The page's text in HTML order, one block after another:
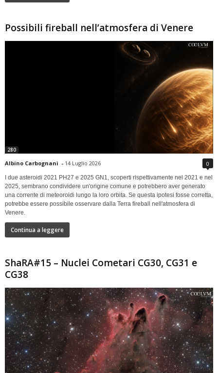
Possibili fireball nell’atmosfera di Venere
280
Albino Carbognani - 14 Luglio 2026 0
I due asteroidi 2021 PH27 e 2025 GN1, scoperti rispettivamente nel 2021 e nel
2025, sembrano condividere un'origine comune e potrebbero aver generato
una corrente di meteoroidi lungo la loro orbita. Se questa ipotesi fosse corretta,
potrebbe essere possibile osservare dalla Terra fireball nell'atmosfera di
Venere.
Continua a leggere
ShaRA#15 – Nuclei Cometari CG30, CG31 e
CG38